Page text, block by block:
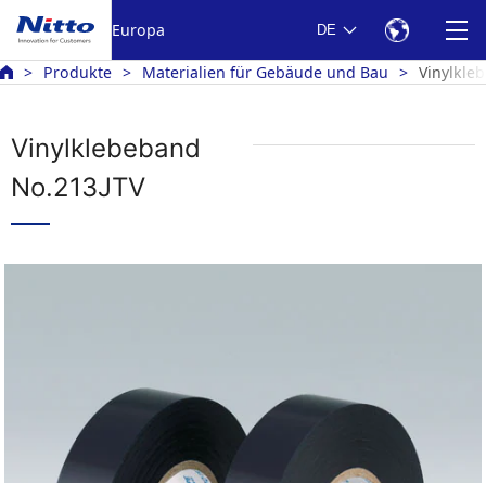
Europa DE
Produkte Materialien für Gebäude und Bau
Vinylklebeband
No.213JTV